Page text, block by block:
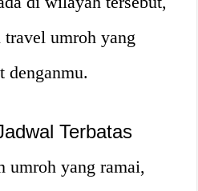
umroh yang
denganmu.
Terbatas
umroh yang ramai,